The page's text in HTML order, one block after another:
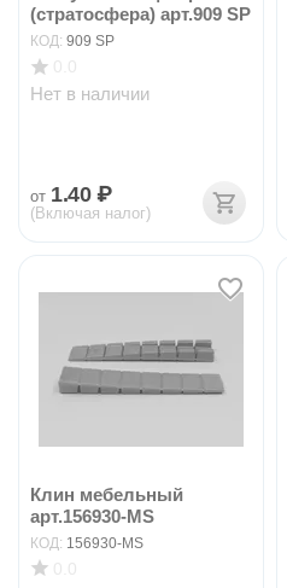
(стратосфера) арт.909 SP
КОД: 909 SP
Нет в наличии
от 1.40 ₽
(Включая налог)
Клин мебельный
арт.156930-MS
КОД: 156930-MS